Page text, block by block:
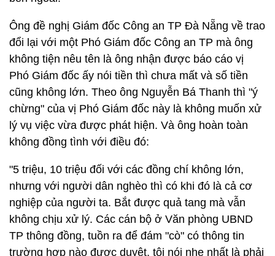
Ông đề nghị Giám đốc Công an TP Đà Nẵng về trao
đổi lại với một Phó Giám đốc Công an TP mà ông
không tiện nêu tên là ông nhận được báo cáo vị
Phó Giám đốc ấy nói tiền thì chưa mất và số tiền
cũng không lớn. Theo ông Nguyễn Bá Thanh thì "ý
chừng" của vị Phó Giám đốc này là không muốn xử
lý vụ việc vừa được phát hiện. Và ông hoàn toàn
không đồng tình với điều đó:
"5 triệu, 10 triệu đối với các đồng chí không lớn,
nhưng với người dân nghèo thì có khi đó là cả cơ
nghiệp của người ta. Bắt được quả tang mà vẫn
không chịu xử lý. Các cán bộ ở Văn phòng UBND
TP thông đồng, tuồn ra để đám "cò" có thông tin
trường hợp nào được duyệt, tôi nói nhẹ nhất là phải